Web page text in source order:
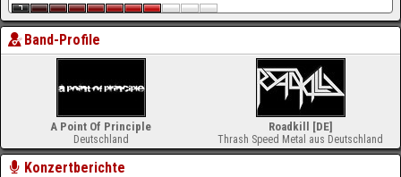
Band-Profile
A Point Of Principle
Deutschland
Roadkill [DE]
Thrash Speed Metal aus Deutschland
Konzertberichte